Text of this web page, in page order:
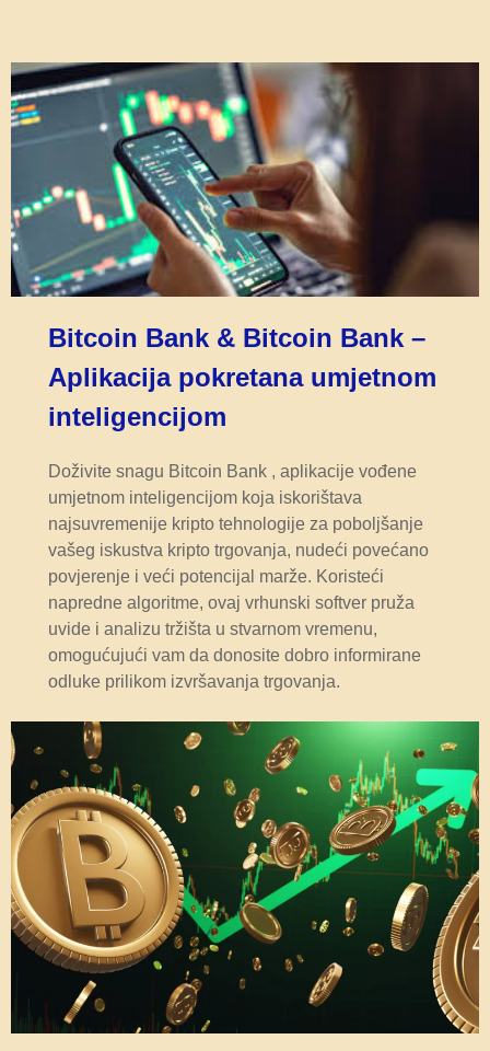
Bitcoin Bank & Bitcoin Bank –
Aplikacija pokretana umjetnom
inteligencijom
Doživite snagu Bitcoin Bank , aplikacije vođene
umjetnom inteligencijom koja iskorištava
najsuvremenije kripto tehnologije za poboljšanje
vašeg iskustva kripto trgovanja, nudeći povećano
povjerenje i veći potencijal marže. Koristeći
napredne algoritme, ovaj vrhunski softver pruža
uvide i analizu tržišta u stvarnom vremenu,
omogućujući vam da donosite dobro informirane
odluke prilikom izvršavanja trgovanja.